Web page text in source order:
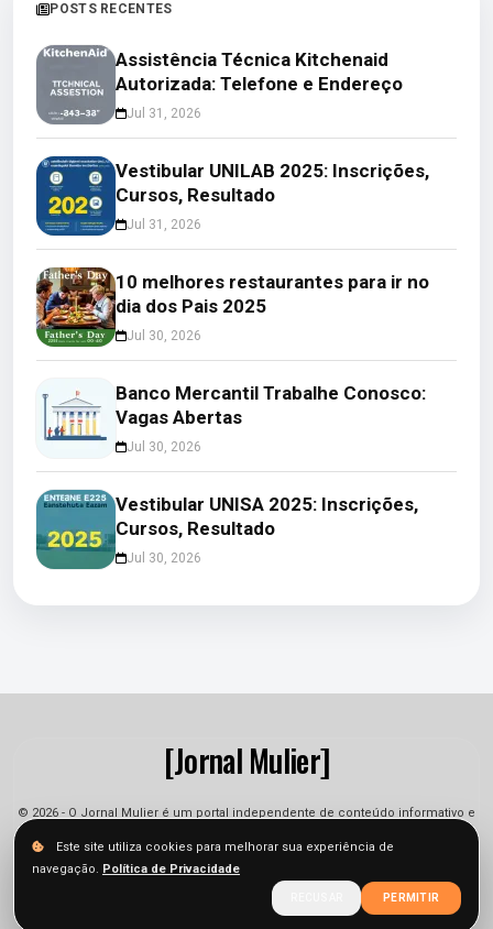
POSTS RECENTES
Assistência Técnica Kitchenaid
Autorizada: Telefone e Endereço
Jul 31, 2026
Vestibular UNILAB 2025: Inscrições,
Cursos, Resultado
Jul 31, 2026
10 melhores restaurantes para ir no
dia dos Pais 2025
Jul 30, 2026
Banco Mercantil Trabalhe Conosco:
Vagas Abertas
Jul 30, 2026
Vestibular UNISA 2025: Inscrições,
Cursos, Resultado
Jul 30, 2026
[Jornal Mulier]
© 2026 - O Jornal Mulier é um portal independente de conteúdo informativo e
jornalístico. As informações podem sofrer alterações.
Privacidade
Este site utiliza cookies para melhorar sua experiência de
navegação. Política de Privacidade
PERMITIR